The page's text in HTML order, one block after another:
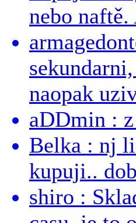
nebo
naopak
aDDmin :
Belka : nj
kupuji..
shiro :